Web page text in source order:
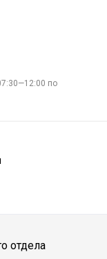
по
отдела